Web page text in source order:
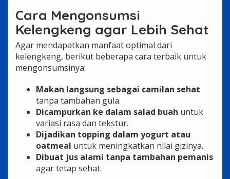
Cara Mengonsumsi
Kelengkeng agar Lebih Sehat
Agar mendapatkan manfaat optimal dari
kelengkeng, berikut beberapa cara terbaik untuk
mengonsumsinya:
Makan langsung sebagai camilan sehat
tanpa tambahan gula.
Dicampurkan ke dalam salad buah untuk
variasi rasa dan tekstur.
Dijadikan topping dalam yogurt atau
oatmeal untuk meningkatkan nilai gizinya.
Dibuat jus alami tanpa tambahan pemanis
agar tetap sehat.